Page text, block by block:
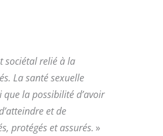
sociétal relié à la
La santé sexuelle
la possibilité d’avoir
et de
protégés et assurés. »